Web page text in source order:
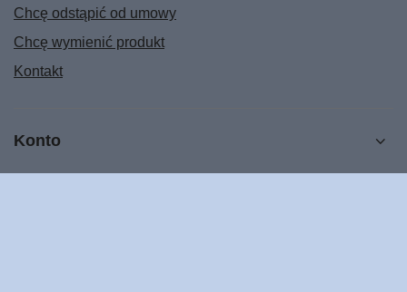
Chcę odstąpić od umowy
Chcę wymienić produkt
Kontakt
Konto